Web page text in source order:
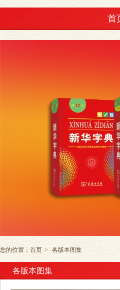
首
您的位置： 首页 > 各版本图集
各版本图集